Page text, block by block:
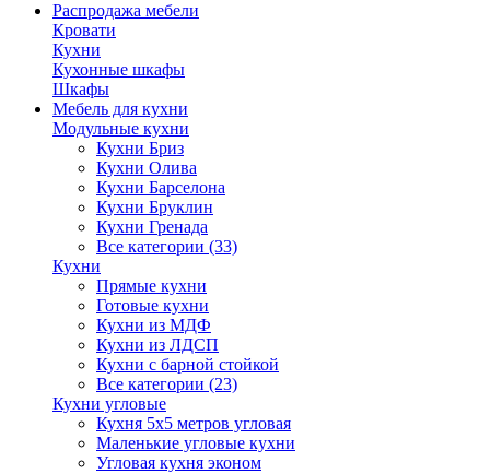
Распродажа мебели
Кровати
Кухни
Кухонные шкафы
Шкафы
Мебель для кухни
Модульные кухни
Кухни Бриз
Кухни Олива
Кухни Барселона
Кухни Бруклин
Кухни Гренада
Все категории (33)
Кухни
Прямые кухни
Готовые кухни
Кухни из МДФ
Кухни из ЛДСП
Кухни с барной стойкой
Все категории (23)
Кухни угловые
Кухня 5х5 метров угловая
Маленькие угловые кухни
Угловая кухня эконом